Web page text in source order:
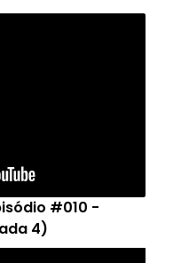
#010 -
4)